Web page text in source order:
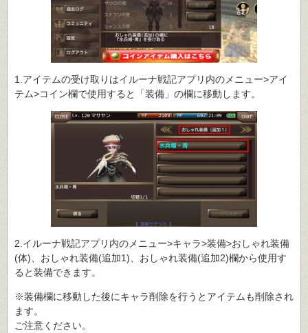
1.アイテムの受け取りはイルーナ戦記アプリ内のメニュー>アイ
テム>コイン欄で使用すると「装備」の欄に移動します。
2.イルーナ戦記アプリ内のメニュー>キャラ>装備>おしゃれ装備
(体)、おしゃれ装備(追加1)、おしゃれ装備(追加2)欄から使用す
ると装備できます。
※装備欄に移動した後にキャラ削除を行うとアイテムも削除され
ます。
ご注意ください。